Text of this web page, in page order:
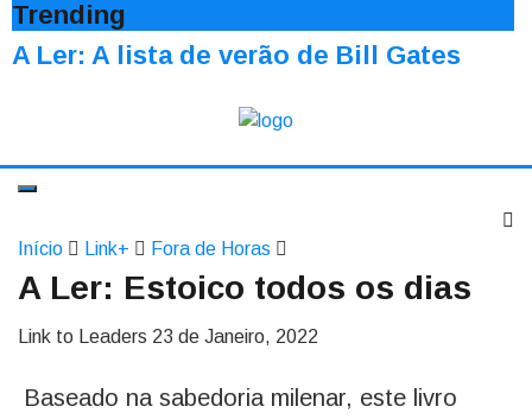
Trending
A Ler: A lista de verão de Bill Gates
Início Link+ Fora de Horas
A Ler: Estoico todos os dias
Link to Leaders 23 de Janeiro, 2022
Baseado na sabedoria milenar, este livro